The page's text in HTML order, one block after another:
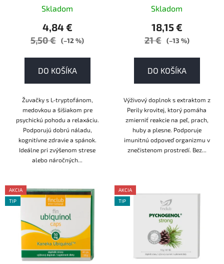
Skladom
4,84 €
5,50 € (–12 %)
DO KOŠÍKA
Žuvačky s L-tryptofánom,
medovkou a šišiakom pre
psychickú pohodu a relaxáciu.
Podporujú dobrú náladu,
kognitívne zdravie a spánok.
Ideálne pri zvýšenom strese
alebo náročných...
Skladom
18,15 €
21 € (–13 %)
DO KOŠÍKA
Výživový doplnok s extraktom z
Perily krovitej, ktorý pomáha
zmierniť reakcie na peľ, prach,
huby a plesne. Podporuje
imunitnú odpoveď organizmu v
znečistenom prostredí. Bez...
AKCIA
TIP
AKCIA
TIP